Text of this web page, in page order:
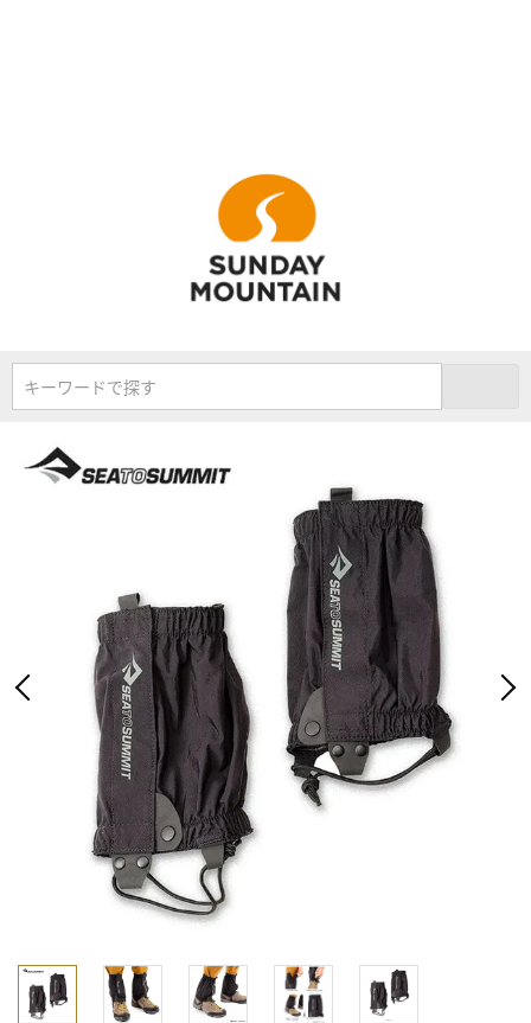
キーワードで探す